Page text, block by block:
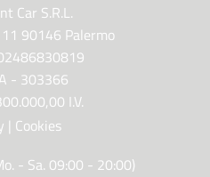
Car S.R.L.
90146 Palermo
- 303366
I.V.
| Cookies
- Sa. 09:00 - 20:00)